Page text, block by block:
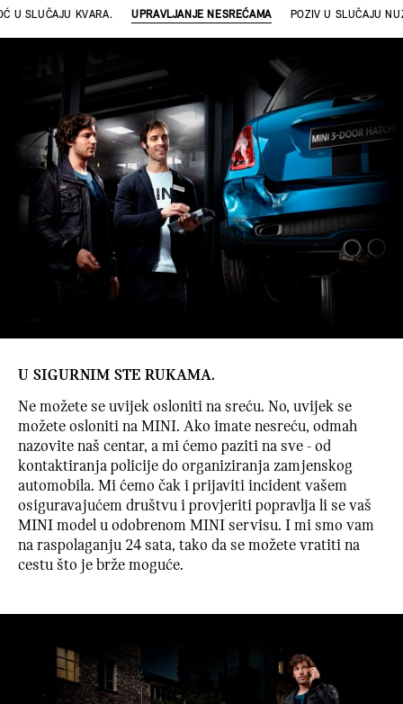
U SLUČAJU KVARA. UPRAVLJANJE NESREĆAMA POZIV U SLUČAJU
U SIGURNIM STE RUKAMA.
Ne možete se uvijek osloniti na sreću. No, uvijek se
možete osloniti na MINI. Ako imate nesreću, odmah
nazovite naš centar, a mi ćemo paziti na sve - od
kontaktiranja policije do organiziranja zamjenskog
automobila. Mi ćemo čak i prijaviti incident vašem
osiguravajućem društvu i provjeriti popravlja li se vaš
MINI model u odobrenom MINI servisu. I mi smo vam
na raspolaganju 24 sata, tako da se možete vratiti na
cestu što je brže moguće.